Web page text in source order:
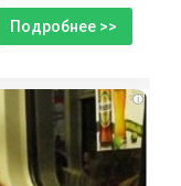
Подробнее >>
i